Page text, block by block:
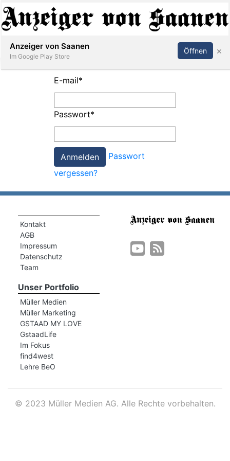
Abonnieren Anmelden
E-mail*
Passwort*
Passwort
vergessen?
Kontakt
AGB
Impressum
Datenschutz
Team
Unser Portfolio
Müller Medien
Müller Marketing
GSTAAD MY LOVE
GstaadLife
Im Fokus
find4west
Lehre BeO
© 2023 Müller Medien AG. Alle Rechte vorbehalten.
Anzeiger von Saanen
Im Google Play Store
Öffnen ×